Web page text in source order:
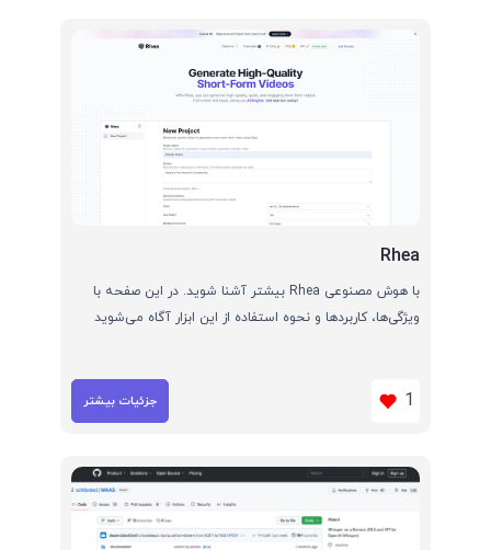
Rhea
با هوش مصنوعی Rhea بیشتر آشنا شوید. در این صفحه با
ویژگی‌ها، کاربردها و نحوه استفاده از این ابزار آگاه می‌شوید
1 جزئیات بیشتر